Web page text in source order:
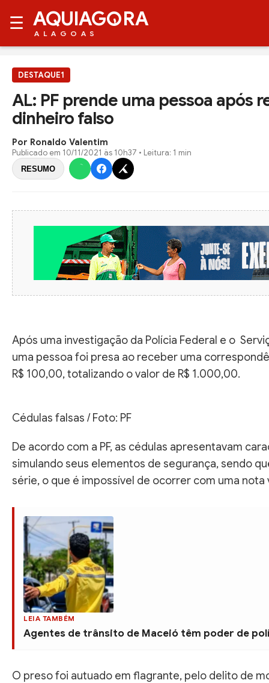
☰ AQUIAG RA
ALAGOAS
DESTAQUE1
AL: PF prende uma pessoa após
dinheiro falso
Por Ronaldo Valentim
Publicado em 10/11/2021 às 10h37 • Leitura: 1 min
RESUMO
Após uma investigação da Polícia Federal e o
uma pessoa foi presa ao receber uma
R$ 100,00, totalizando o valor de R$ 1.000,00.
Cédulas falsas / Foto: PF
De acordo com a PF, as cédulas apresentavam
simulando seus elementos de segurança, sendo
série, o que é impossível de ocorrer com uma nota
LEIA TAMBÉM
Agentes de trânsito de Maceió têm poder de
O preso foi autuado em flagrante, pelo delito de